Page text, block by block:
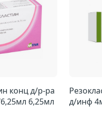
конц д/р-ра
6,25мл
д/инф